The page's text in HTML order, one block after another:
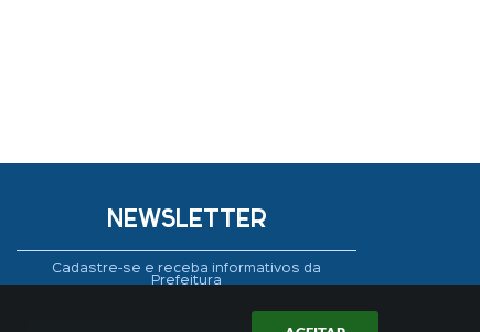
NEWSLETTER
Cadastre-se e receba informativos da
Prefeitura